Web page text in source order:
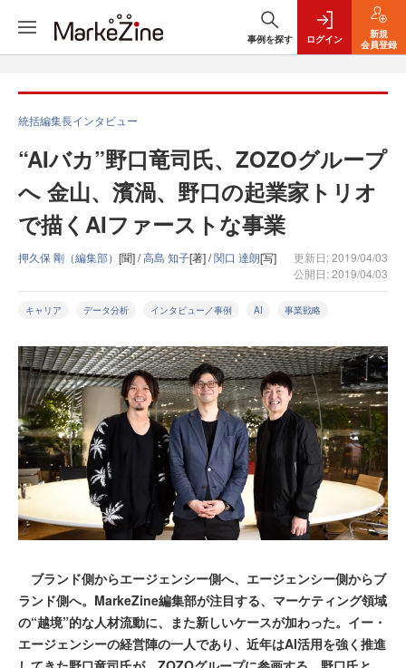
事例を探す ログイン
新規
会員登録
統括編集長インタビュー
“AIバカ”野口竜司氏、ZOZOグループ
へ 金山、濱渦、野口の起業家トリオ
で描くAIファーストな事業
押久保 剛（編集部） [聞] /高島 知子[著] /関口 達朗[写]
更新日: 2019/04/03
公開日: 2019/04/03
キャリア データ分析 インタビュー／事例 AI 事業戦略
ブランド側からエージェンシー側へ、エージェンシー側からブ
ランド側へ。MarkeZine編集部が注目する、マーケティング領域
の“越境”的な人材流動に、また新しいケースが加わった。イー・
エージェンシーの経営陣の一人であり、近年はAI活用を強く推進